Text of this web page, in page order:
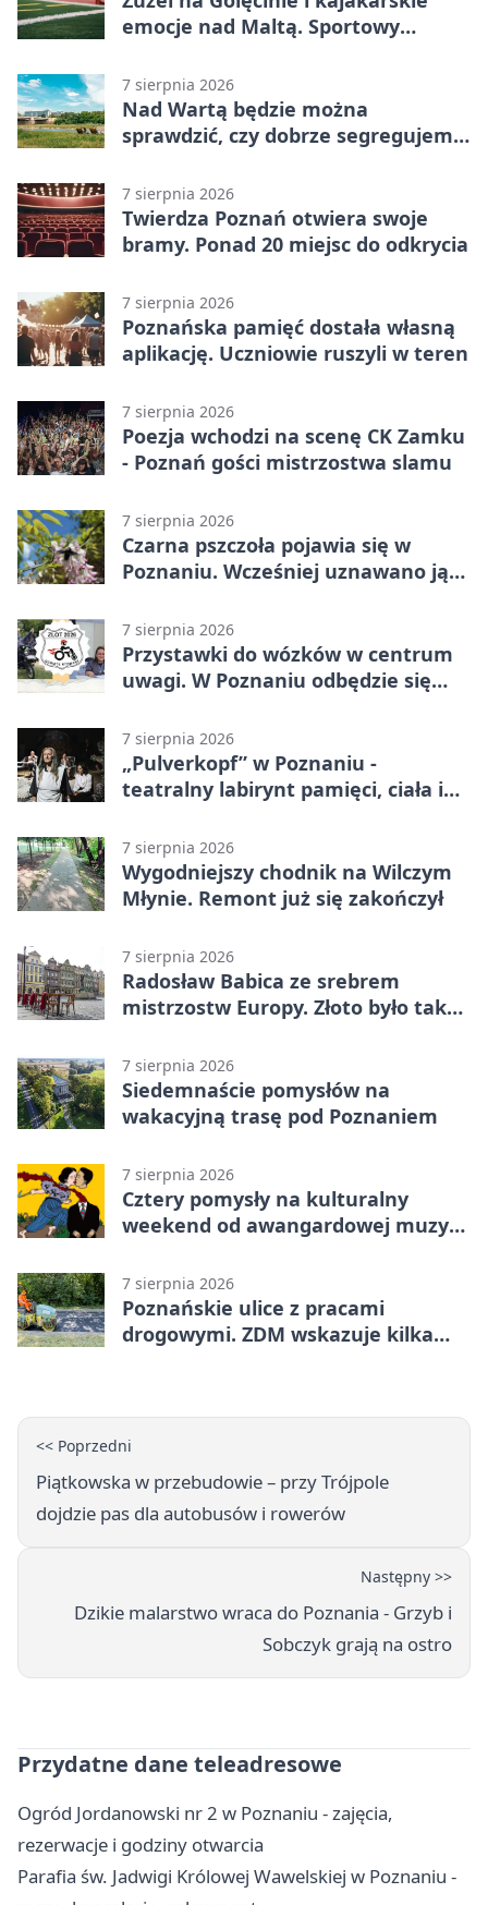
emocje nad Maltą. Sportowy
7 sierpnia 2026
Nad Wartą będzie można
sprawdzić, czy dobrze segregujemy
7 sierpnia 2026
Twierdza Poznań otwiera swoje
bramy. Ponad 20 miejsc do odkrycia
7 sierpnia 2026
Poznańska pamięć dostała własną
aplikację. Uczniowie ruszyli w teren
7 sierpnia 2026
Poezja wchodzi na scenę CK Zamku
- Poznań gości mistrzostwa slamu
7 sierpnia 2026
Czarna pszczoła pojawia się w
Poznaniu. Wcześniej uznawano ją
7 sierpnia 2026
Przystawki do wózków w centrum
uwagi. W Poznaniu odbędzie się
7 sierpnia 2026
„Pulverkopf” w Poznaniu -
teatralny labirynt pamięci, ciała i
7 sierpnia 2026
Wygodniejszy chodnik na Wilczym
Młynie. Remont już się zakończył
7 sierpnia 2026
Radosław Babica ze srebrem
mistrzostw Europy. Złoto było tak
7 sierpnia 2026
Siedemnaście pomysłów na
wakacyjną trasę pod Poznaniem
7 sierpnia 2026
Cztery pomysły na kulturalny
weekend od awangardowej muzyki
7 sierpnia 2026
Poznańskie ulice z pracami
drogowymi. ZDM wskazuje kilka
<< Poprzedni
Piątkowska w przebudowie – przy Trójpole
dojdzie pas dla autobusów i rowerów
Następny >>
Dzikie malarstwo wraca do Poznania - Grzyb i
Sobczyk grają na ostro
Przydatne dane teleadresowe
Ogród Jordanowski nr 2 w Poznaniu - zajęcia,
rezerwacje i godziny otwarcia
Parafia św. Jadwigi Królowej Wawelskiej w Poznaniu -